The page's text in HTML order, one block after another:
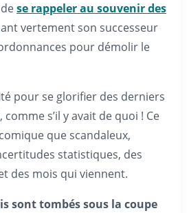
se rappeler au souvenir des
vertement son successeur
pour démolir le
pour se glorifier des derniers
s’il y avait de quoi ! Ce
que scandaleux,
statistiques, des
des mois qui viennent.
sont tombés sous la coupe